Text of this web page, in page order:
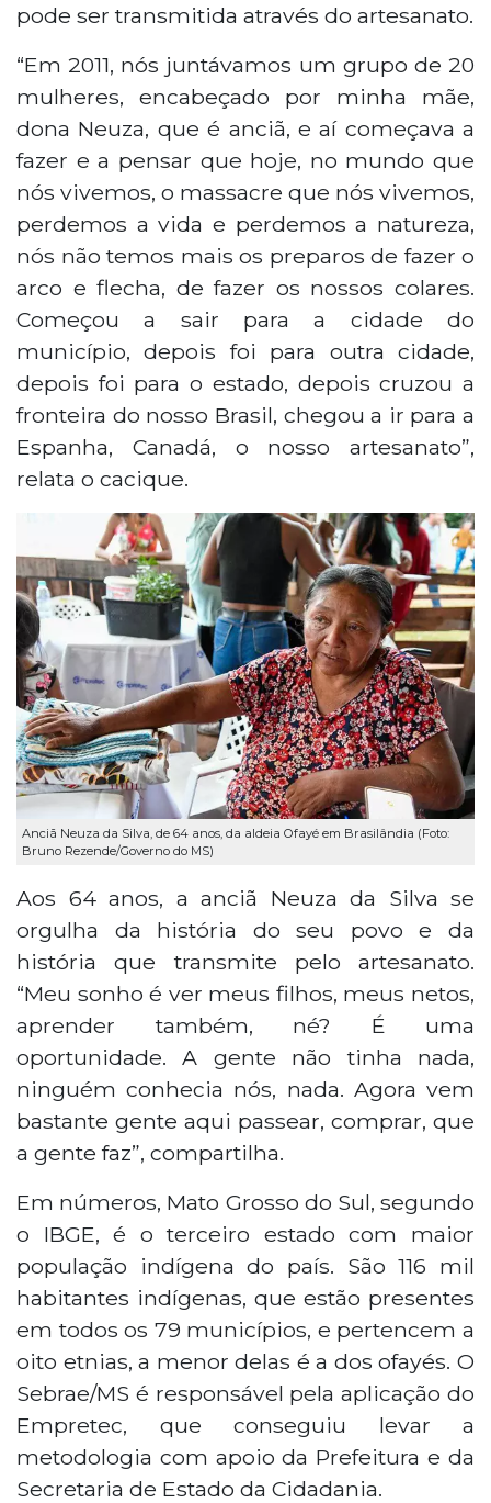
pode ser transmitida através do artesanato.
“Em 2011, nós juntávamos um grupo de 20
mulheres, encabeçado por minha mãe,
dona Neuza, que é anciã, e aí começava a
fazer e a pensar que hoje, no mundo que
nós vivemos, o massacre que nós vivemos,
perdemos a vida e perdemos a natureza,
nós não temos mais os preparos de fazer o
arco e flecha, de fazer os nossos colares.
Começou a sair para a cidade do
município, depois foi para outra cidade,
depois foi para o estado, depois cruzou a
fronteira do nosso Brasil, chegou a ir para a
Espanha, Canadá, o nosso artesanato”,
relata o cacique.
Anciã Neuza da Silva, de 64 anos, da aldeia Ofayé em Brasilândia (Foto:
Bruno Rezende/Governo do MS)
Aos 64 anos, a anciã Neuza da Silva se
orgulha da história do seu povo e da
história que transmite pelo artesanato.
“Meu sonho é ver meus filhos, meus netos,
aprender também, né? É uma
oportunidade. A gente não tinha nada,
ninguém conhecia nós, nada. Agora vem
bastante gente aqui passear, comprar, que
a gente faz”, compartilha.
Em números, Mato Grosso do Sul, segundo
o IBGE, é o terceiro estado com maior
população indígena do país. São 116 mil
habitantes indígenas, que estão presentes
em todos os 79 municípios, e pertencem a
oito etnias, a menor delas é a dos ofayés. O
Sebrae/MS é responsável pela aplicação do
Empretec, que conseguiu levar a
metodologia com apoio da Prefeitura e da
Secretaria de Estado da Cidadania.